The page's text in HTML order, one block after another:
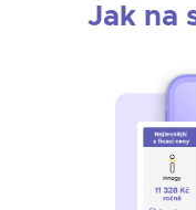
Jak na